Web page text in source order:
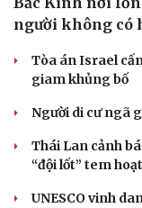
người không có
Tòa án Israel
giam khủng bố
Người di cư ngã
Thái Lan cảnh
“đội lốt” tem
UNESCO vinh